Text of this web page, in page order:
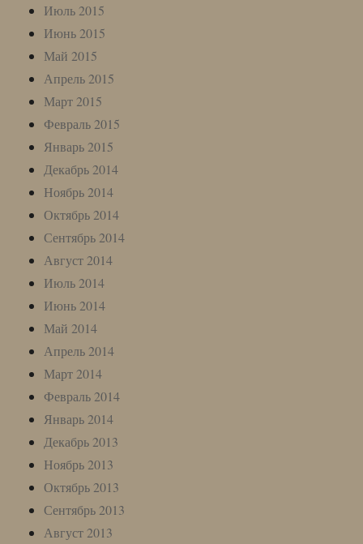
Июль 2015
Июнь 2015
Май 2015
Апрель 2015
Март 2015
Февраль 2015
Январь 2015
Декабрь 2014
Ноябрь 2014
Октябрь 2014
Сентябрь 2014
Август 2014
Июль 2014
Июнь 2014
Май 2014
Апрель 2014
Март 2014
Февраль 2014
Январь 2014
Декабрь 2013
Ноябрь 2013
Октябрь 2013
Сентябрь 2013
Август 2013